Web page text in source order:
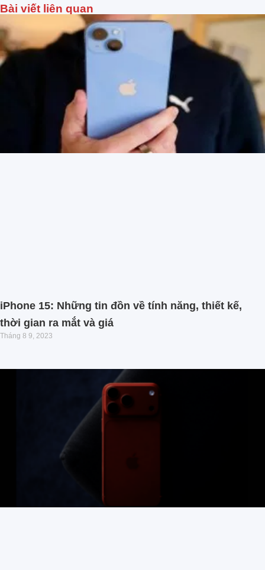
Bài viết liên quan
iPhone 15: Những tin đồn về tính năng, thiết kế,
thời gian ra mắt và giá
Tháng 8 9, 2023